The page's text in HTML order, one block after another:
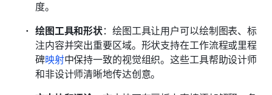
度。
绘图工具和形状：绘图工具让用户可以绘制图表、标
注内容并突出重要区域。形状支持在工作流程或里程
碑映射中保持一致的视觉组织。这些工具帮助设计师
和非设计师清晰地传达创意。